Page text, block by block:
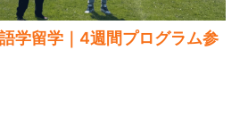
学留学｜4週間プログラム参